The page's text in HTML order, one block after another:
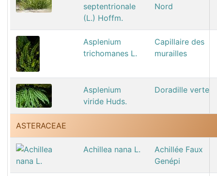
septentrionale
(L.) Hoffm.
Nord
Asplenium
trichomanes L.
Capillaire des
murailles
Asplenium
viride Huds.
Doradille verte
ASTERACEAE
Achillea nana L.
Achillée Faux
Genépi